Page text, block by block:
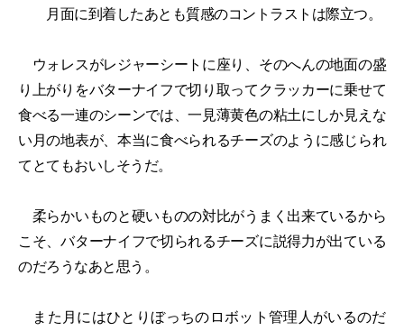
月面に到着したあとも質感のコントラストは際立つ。
ウォレスがレジャーシートに座り、そのへんの地面の盛
り上がりをバターナイフで切り取ってクラッカーに乗せて
食べる一連のシーンでは、一見薄黄色の粘土にしか見えな
い月の地表が、本当に食べられるチーズのように感じられ
てとてもおいしそうだ。
柔らかいものと硬いものの対比がうまく出来ているから
こそ、バターナイフで切られるチーズに説得力が出ている
のだろうなあと思う。
また月にはひとりぼっちのロボット管理人がいるのだ